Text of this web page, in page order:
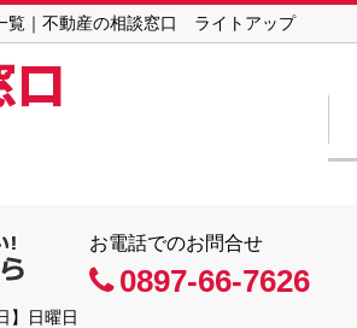
覧｜不動産の相談窓口 ライトアップ
お電話でのお問合せ
0897-66-7626
】日曜日